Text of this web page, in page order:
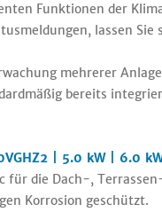
Funktionen der
lassen Sie
mehrerer
bereits
| 5.0 kW | 6.0
für die Dach-,
Korrosion geschützt.